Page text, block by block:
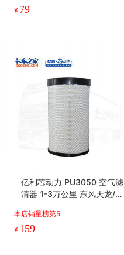
¥ 79
亿利芯动力 PU3050 空气滤
清器 1-3万公里 东风天龙/天
本店销量榜第5
¥ 159